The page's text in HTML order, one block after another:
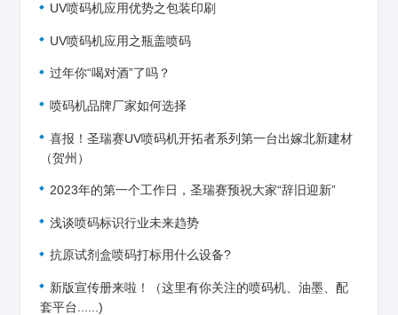
UV喷码机应用优势之包装印刷
UV喷码机应用之瓶盖喷码
过年你“喝对酒”了吗？
喷码机品牌厂家如何选择
喜报！圣瑞赛UV喷码机开拓者系列第一台出嫁北新建材
（贺州）
2023年的第一个工作日，圣瑞赛预祝大家“辞旧迎新”
浅谈喷码标识行业未来趋势
抗原试剂盒喷码打标用什么设备?
新版宣传册来啦！（这里有你关注的喷码机、油墨、配
套平台......)